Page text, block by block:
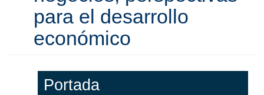
para el desarrollo
económico
Portada